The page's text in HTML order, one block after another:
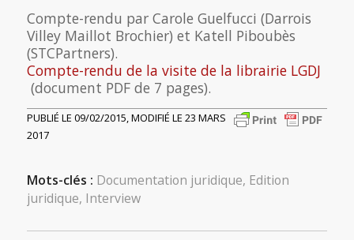
Compte-rendu par Carole Guelfucci (Darrois
Villey Maillot Brochier) et Katell Piboubès
(STCPartners).
Compte-rendu de la visite de la librairie LGDJ
(document PDF de 7 pages).
PUBLIÉ LE 09/02/2015, MODIFIÉ LE 23 MARS
2017
Mots-clés : Documentation juridique, Edition
juridique, Interview